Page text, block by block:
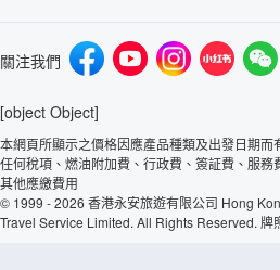
關注我們
[object Object]
本網頁所顯示之價格因應產品種類及出發日期而
任何稅項、燃油附加費、行政費、簽証費、服務
其他應繳費用
© 1999 - 2026 香港永安旅遊有限公司 Hong
Travel Service Limited. All Rights Reserved. 牌